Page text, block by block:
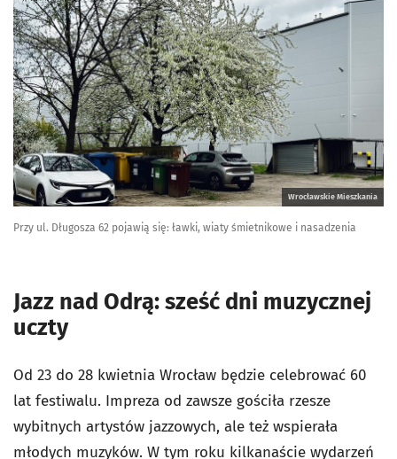
Wrocławskie Mieszkania
Przy ul. Długosza 62 pojawią się: ławki, wiaty śmietnikowe i nasadzenia
Jazz nad Odrą: sześć dni muzycznej
uczty
Od 23 do 28 kwietnia Wrocław będzie celebrować 60
lat festiwalu. Impreza od zawsze gościła rzesze
wybitnych artystów jazzowych, ale też wspierała
młodych muzyków. W tym roku kilkanaście wydarzeń